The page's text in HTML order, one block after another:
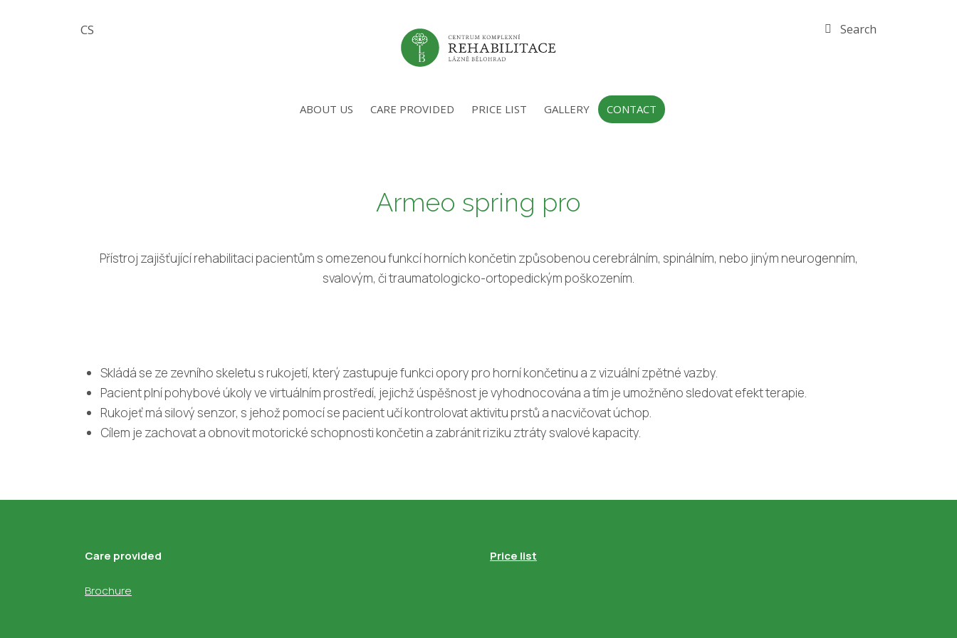
ABOUT US CARE PROVIDED PRICE LIST GALLERY CONTACT
Search
CS
EN
Armeo spring pro
Přístroj zajišťující rehabilitaci pacientům s omezenou funkcí horních končetin způsobenou cerebrálním, spinálním, nebo jiným neurogenním,
svalovým, či traumatologicko-ortopedickým poškozením.
Skládá se ze zevního skeletu s rukojetí, který zastupuje funkci opory pro horní končetinu a z vizuální zpětné vazby.
Pacient plní pohybové úkoly ve virtuálním prostředí, jejichž úspěšnost je vyhodnocována a tím je umožněno sledovat efekt terapie.
Rukojeť má silový senzor, s jehož pomocí se pacient učí kontrolovat aktivitu prstů a nacvičovat úchop.
Cílem je zachovat a obnovit motorické schopnosti končetin a zabránit riziku ztráty svalové kapacity.
Care provided
Brochure
Price list